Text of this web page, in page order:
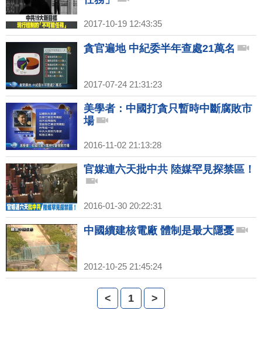
2017-10-19 12:43:35
貪官遍地 中紀委半年查處21萬名
2017-07-24 21:31:23
美學者：中國打貪只暫時中斷腐敗市
場
2016-11-02 21:13:28
官媒連六天批中共 陸媒罕見探禁區！
2016-01-30 20:22:31
中國續建核電廠 體制是最大隱憂
2012-10-25 21:45:24
< 1 >